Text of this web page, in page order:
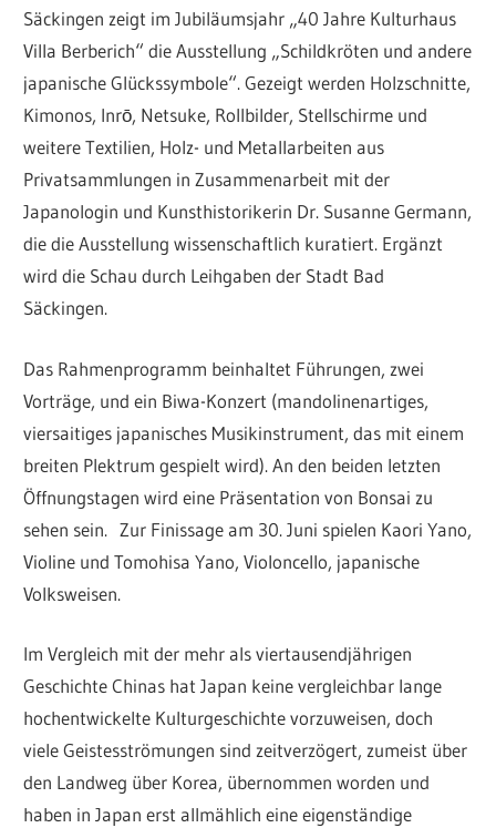
Säckingen zeigt im Jubiläumsjahr „40 Jahre Kulturhaus
Villa Berberich“ die Ausstellung „Schildkröten und andere
japanische Glückssymbole“. Gezeigt werden Holzschnitte,
Kimonos, Inrō, Netsuke, Rollbilder, Stellschirme und
weitere Textilien, Holz- und Metallarbeiten aus
Privatsammlungen in Zusammenarbeit mit der
Japanologin und Kunsthistorikerin Dr. Susanne Germann,
die die Ausstellung wissenschaftlich kuratiert. Ergänzt
wird die Schau durch Leihgaben der Stadt Bad
Säckingen.
Das Rahmenprogramm beinhaltet Führungen, zwei
Vorträge, und ein Biwa-Konzert (mandolinenartiges,
viersaitiges japanisches Musikinstrument, das mit einem
breiten Plektrum gespielt wird). An den beiden letzten
Öffnungstagen wird eine Präsentation von Bonsai zu
sehen sein. Zur Finissage am 30. Juni spielen Kaori Yano,
Violine und Tomohisa Yano, Violoncello, japanische
Volksweisen.
Im Vergleich mit der mehr als viertausendjährigen
Geschichte Chinas hat Japan keine vergleichbar lange
hochentwickelte Kulturgeschichte vorzuweisen, doch
viele Geistesströmungen sind zeitverzögert, zumeist über
den Landweg über Korea, übernommen worden und
haben in Japan erst allmählich eine eigenständige